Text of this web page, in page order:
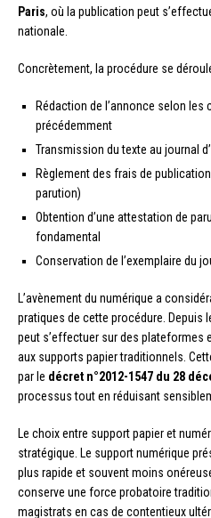
Paris, où la publication peut
nationale.
Concrètement, la procédure se
Rédaction de l’annonce selon
précédemment
Transmission du texte au journal
Règlement des frais de
parution)
Obtention d’une attestation de
fondamental
Conservation de l’exemplaire du
L’avènement du numérique a
pratiques de cette procédure. Depuis
peut s’effectuer sur des plateformes
aux supports papier traditionnels.
par le décret n°2012-1547 du 28
processus tout en réduisant
Le choix entre support papier et
stratégique. Le support numérique
plus rapide et souvent moins
conserve une force probatoire
magistrats en cas de contentieux